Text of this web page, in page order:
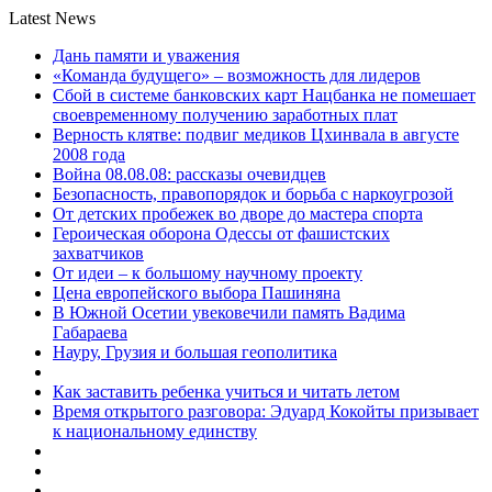
Latest News
Дань памяти и уважения
«Команда будущего» – возможность для лидеров
Сбой в системе банковских карт Нацбанка не помешает
своевременному получению заработных плат
Верность клятве: подвиг медиков Цхинвала в августе
2008 года
Война 08.08.08: рассказы очевидцев
Безопасность, правопорядок и борьба с наркоугрозой
От детских пробежек во дворе до мастера спорта
Героическая оборона Одессы от фашистских
захватчиков
От идеи – к большому научному проекту
Цена европейского выбора Пашиняна
В Южной Осетии увековечили память Вадима
Габараева
Науру, Грузия и большая геополитика
Как заставить ребенка учиться и читать летом
Время открытого разговора: Эдуард Кокойты призывает
к национальному единству